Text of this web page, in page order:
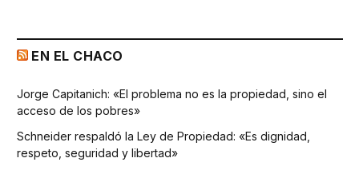
EN EL CHACO
Jorge Capitanich: «El problema no es la propiedad, sino el
acceso de los pobres»
Schneider respaldó la Ley de Propiedad: «Es dignidad,
respeto, seguridad y libertad»